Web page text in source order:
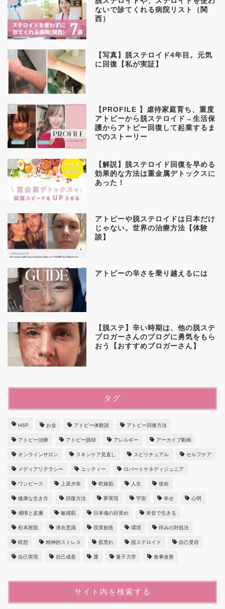
ないで診てくれる病院リスト（関
西）
5
【写真】脱ステロイド4年目。元気
に回復【私が実証】
6
【PROFILE 】虐待家庭育ち、重度
アトピーから脱ステロイド→生活保
護からアトピー回復して起業するま
でのストーリー
7
【解説】脱ステロイド回復を早める
効果的な方法は重金属デトックスに
あった！
8
アトピーや脱ステロイドは日本だけ
じゃない。世界の治療方法【体験
談】
9 アトピーの辛さを乗り越えるには
10
【脱ステ】辛い時期は、他の脱ステ
ブロガーさんのブログに勇気をもら
おう【おすすめブロガーさん】
タグ
HSP お金 アトピー体験談 アトピー回復方法
アトピー治療 アトピー脱却 アレルギー アーカイブ動画
オンラインサロン スキンケア見直し スピリチュアル セルフケア
メディアリテラシー ユッティー ロバートケネディジュニア
ワンピース 上原夕奈 乾燥肌 人生 使命
健康な生き方 回復方法 夢実現 宇宙 幸せ 心明
感情と皮膚 敏感肌 日本魂の目覚め 本音で生きる
松本医院 潜在意識 現実創造 環境 痒みの対処法
瞑想 精神的ストレス 肌荒れ 脱ステロイド 自己受容
自己実現 自己成長 運 量子力学 食事改善
サイト内を検索する